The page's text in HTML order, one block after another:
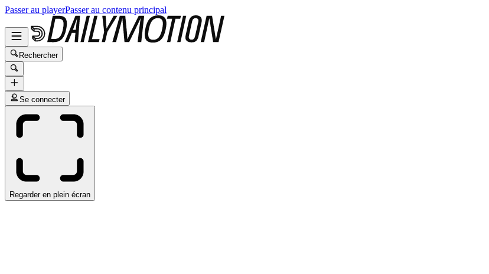
Passer au playerPasser au contenu principal
Rechercher
Se connecter
Regarder en plein écran